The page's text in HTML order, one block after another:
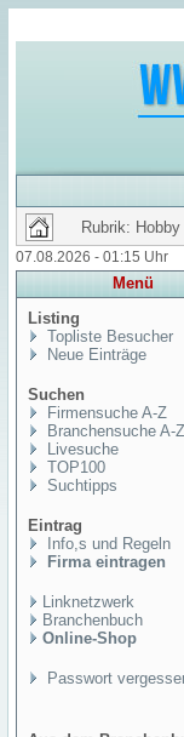
Rubrik:
07.08.2026 - 01:15 Uhr
Menü
Listing
Topliste Besucher
Neue Einträge
Suchen
Firmensuche A-Z
Branchensuche A-Z
Livesuche
TOP100
Suchtipps
Eintrag
Info,s und Regeln
Firma eintragen
Linknetzwerk
Branchenbuch
Online-Shop
Passwort